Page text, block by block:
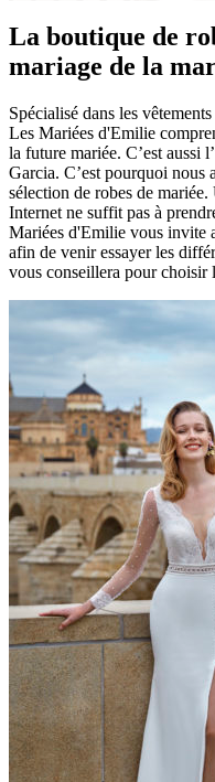
La boutique de
mariage de la
Spécialisé dans les
Les Mariées d'Emilie
la future mariée. C’est aussi
Garcia. C’est pourquoi nous
sélection de robes de
Internet ne suffit pas à
Mariées d'Emilie vous invite
afin de venir essayer les
vous conseillera pour choisir